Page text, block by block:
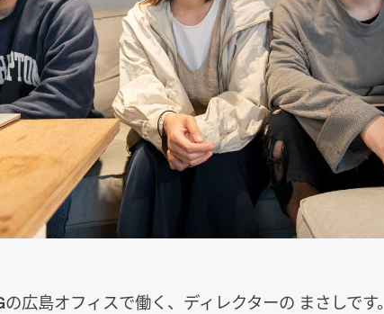
広島オフィスで働く、ディレクターの まさしです。